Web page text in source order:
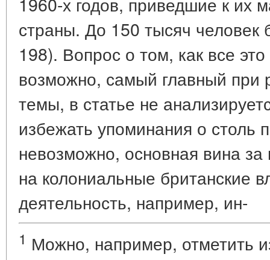
страны. До 150 тысяч
198). Вопрос о том, как все
возможно, самый главный при
темы, в статье не
избежать упоминания о столь
невозможно, основная вина за
на колониальные британские
деятельность, например, ин-
1 Можно, например, отметить